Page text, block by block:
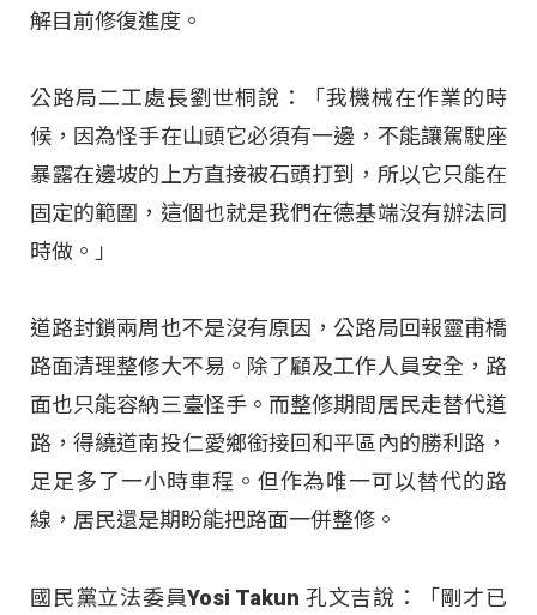
解目前修復進度。
公路局二工處長劉世桐說：「我機械在作業的時
候，因為怪手在山頭它必須有一邊，不能讓駕駛座
暴露在邊坡的上方直接被石頭打到，所以它只能在
固定的範圍，這個也就是我們在德基端沒有辦法同
時做。」
道路封鎖兩周也不是沒有原因，公路局回報靈甫橋
路面清理整修大不易。除了顧及工作人員安全，路
面也只能容納三臺怪手。而整修期間居民走替代道
路，得繞道南投仁愛鄉銜接回和平區內的勝利路，
足足多了一小時車程。但作為唯一可以替代的路
線，居民還是期盼能把路面一併整修。
國民黨立法委員Yosi Takun 孔文吉說：「剛才已